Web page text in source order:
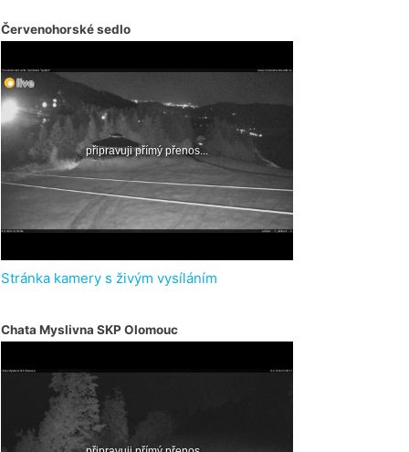
Červenohorské sedlo
Stránka kamery s živým vysíláním
Chata Myslivna SKP Olomouc